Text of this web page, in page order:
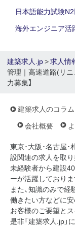
日本語能力試験
海外エンジニア活
建築求人.jp>求人情
管理｜高速道路(リ
力募集】
建築求人のコラム
会社概要
東京･大阪･名古屋･
設関連の求人を取り
未経験者から建設
ーが活躍しておりま
また、知識のみで
働きたい方などに
お客様のご要望と
是非「建築求人.jp」